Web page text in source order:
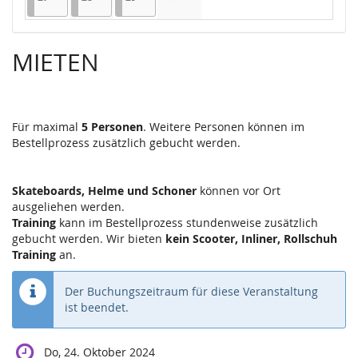
Keine Veranstaltungen
MIETEN
Für maximal 5 Personen. Weitere Personen können im
Bestellprozess zusätzlich gebucht werden.
Skateboards, Helme und Schoner können vor Ort
ausgeliehen werden.
Training kann im Bestellprozess stundenweise zusätzlich
gebucht werden. Wir bieten kein Scooter, Inliner, Rollschuh
Training an.
Der Buchungszeitraum für diese Veranstaltung
ist beendet.
Do, 24. Oktober 2024